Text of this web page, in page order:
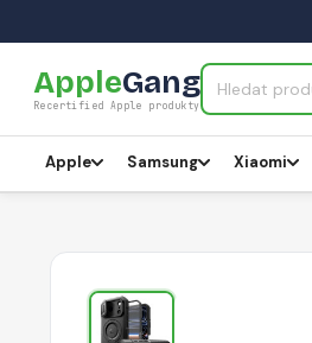
AppleGang
Recertified Apple produkty
Apple Samsung Xiaomi